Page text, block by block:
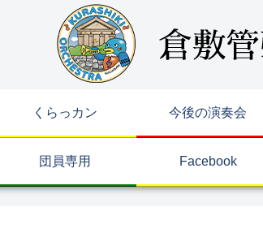
くらっカン 今後の演奏会
団員専用 Facebook